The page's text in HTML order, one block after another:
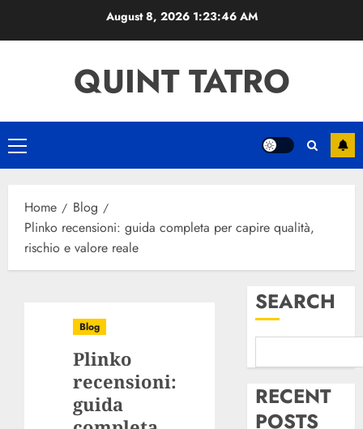
August 8, 2026 1:23:47 AM
QUINT TATRO
Primary
Menu
Home
Blog
Plinko recensioni: guida completa per capire qualità,
rischio e valore reale
Blog
Plinko
recensioni:
guida
SEARCH
RECENT
POSTS